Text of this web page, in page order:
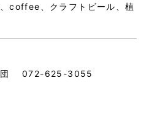
coffee、クラフトビール、植
財団 072-625-3055